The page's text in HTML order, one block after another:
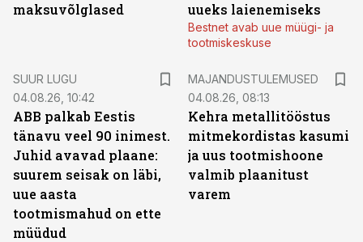
maksuvõlglased
uueks laienemiseks
Bestnet avab uue müügi- ja
tootmiskeskuse
SUUR LUGU
04.08.26, 10:42
ABB palkab Eestis
tänavu veel 90 inimest.
Juhid avavad plaane:
suurem seisak on läbi,
uue aasta
tootmismahud on ette
müüdud
MAJANDUSTULEMUSED
04.08.26, 08:13
Kehra metallitööstus
mitmekordistas kasumi
ja uus tootmishoone
valmib plaanitust
varem